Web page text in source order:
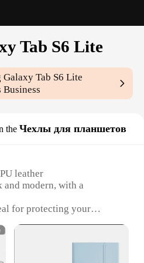
Tab S6 Lite
Galaxy Tab S6 Lite
the Чехлы для планшетов
leather
and modern, with a
for protecting your
Durable and resistant to
a stylus holder for